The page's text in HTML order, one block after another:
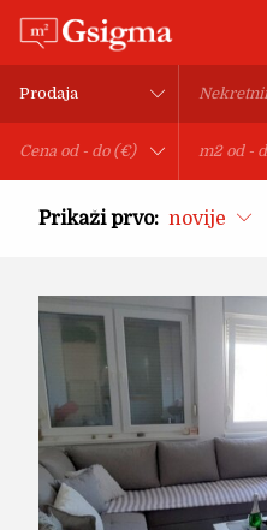
Prikaži prvo: novije